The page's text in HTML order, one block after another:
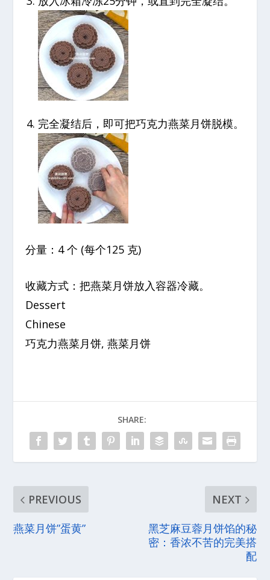
完全凝结后，即可把巧克力燕菜月饼脱模。
分量：4 个 (每个125 克)
收藏方式：把燕菜月饼放入容器冷藏。
Dessert
Chinese
巧克力燕菜月饼, 燕菜月饼
SHARE:
PREVIOUS
燕菜月饼”蛋黄”
NEXT
黑芝麻豆蓉月饼馅的秘
密：香浓不苦的完美搭
配